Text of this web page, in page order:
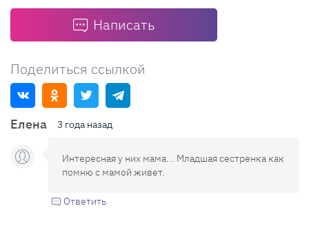
Написать
Поделиться ссылкой
Елена 3 года назад
Интересная у них мама... Младшая сестренка как
помню с мамой живет.
Ответить